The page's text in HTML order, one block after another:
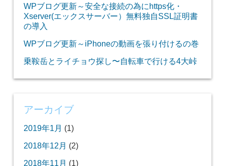
WPブログ更新～安全な接続の為にhttps化・
Xserver(エックスサーバー）無料独自SSL証明書
の導入
WPブログ更新～iPhoneの動画を張り付けるの巻
乗鞍岳とライチョウ探し〜自転車で行ける4大峠
アーカイブ
2019年1月 (1)
2018年12月 (2)
2018年11月 (1)